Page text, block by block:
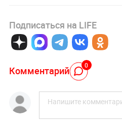
Подписаться на LIFE
Комментарий 0